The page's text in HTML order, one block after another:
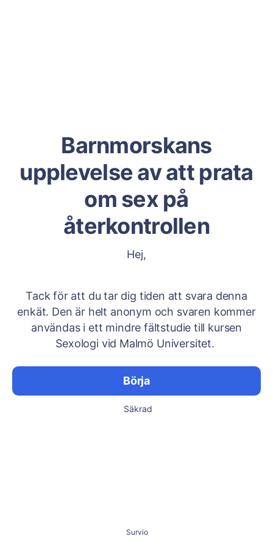
Barnmorskans
upplevelse av att prata
om sex på
återkontrollen
Hej,
Tack för att du tar dig tiden att svara denna
enkät. Den är helt anonym och svaren kommer
användas i ett mindre fältstudie till kursen
Sexologi vid Malmö Universitet.
Börja
Säkrad
Survio